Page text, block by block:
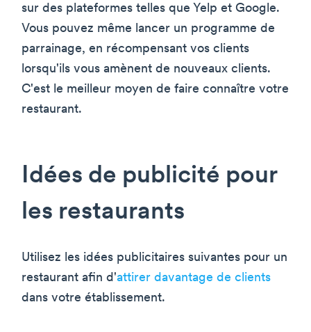
sur des plateformes telles que Yelp et Google.
Vous pouvez même lancer un programme de
parrainage, en récompensant vos clients
lorsqu'ils vous amènent de nouveaux clients.
C'est le meilleur moyen de faire connaître votre
restaurant.
Idées de publicité pour
les restaurants
Utilisez les idées publicitaires suivantes pour un
restaurant afin d'attirer davantage de clients
dans votre établissement.